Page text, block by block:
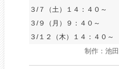
３/７（土）１４：４０～
３/９（月）９：４０～
３/１２（木）１４：４０～
制作：池